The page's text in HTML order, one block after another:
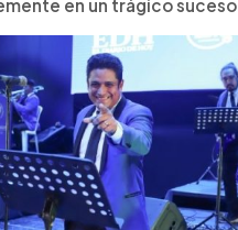
en un trágico suceso.